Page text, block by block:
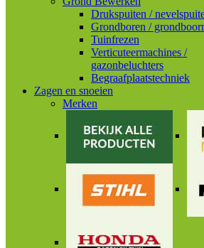
Drukspuiten /
Grondboren /
Tuinfrezen
Verticuteermachines /
gazonbeluchters
Begraafplaatstechniek
Zagen en snoeien
Merken